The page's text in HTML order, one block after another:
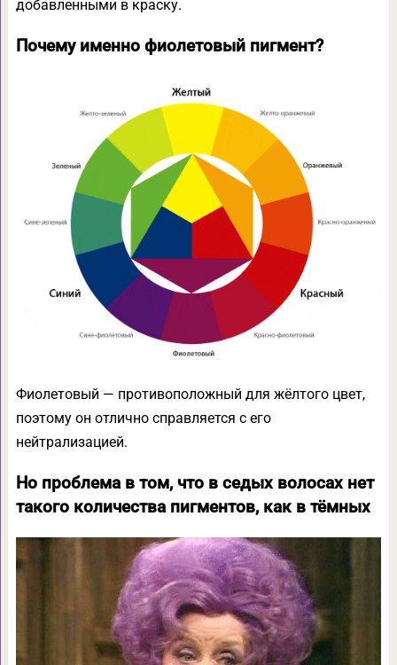
добавленными в краску.
Почему именно фиолетовый пигмент?
Фиолетовый — противоположный для жёлтого цвет,
поэтому он отлично справляется с его
нейтрализацией.
Но проблема в том, что в седых волосах нет
такого количества пигментов, как в тёмных